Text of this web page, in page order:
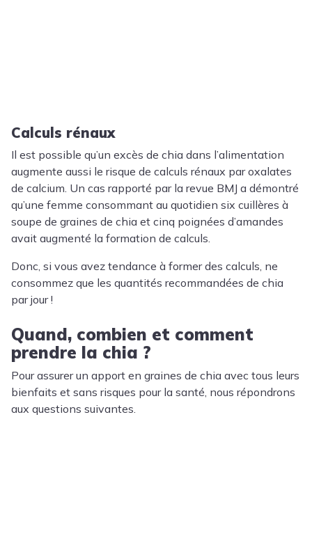
Calculs rénaux
Il est possible qu’un excès de chia dans l’alimentation
augmente aussi le risque de calculs rénaux par oxalates
de calcium. Un cas rapporté par la revue BMJ a démontré
qu’une femme consommant au quotidien six cuillères à
soupe de graines de chia et cinq poignées d’amandes
avait augmenté la formation de calculs.
Donc, si vous avez tendance à former des calculs, ne
consommez que les quantités recommandées de chia
par jour !
Quand, combien et comment
prendre la chia ?
Pour assurer un apport en graines de chia avec tous leurs
bienfaits et sans risques pour la santé, nous répondrons
aux questions suivantes.